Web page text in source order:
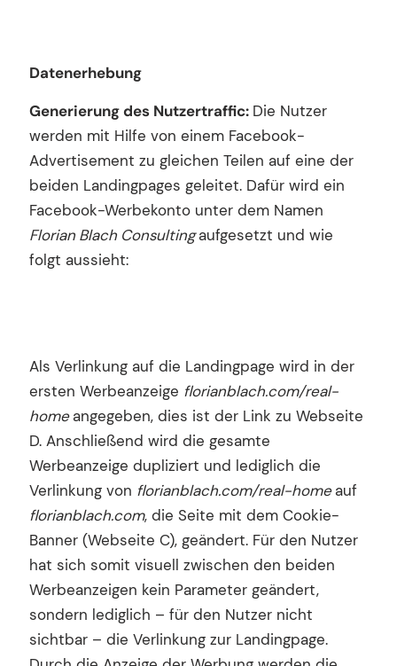
Datenerhebung
Generierung des Nutzertraffic: Die Nutzer
werden mit Hilfe von einem Facebook-
Advertisement zu gleichen Teilen auf eine der
beiden Landingpages geleitet. Dafür wird ein
Facebook-Werbekonto unter dem Namen
Florian Blach Consultingaufgesetzt und wie
folgt aussieht:
Als Verlinkung auf die Landingpage wird in der
ersten Werbeanzeige florianblach.com/real-
homeangegeben, dies ist der Link zu Webseite
D. Anschließend wird die gesamte
Werbeanzeige dupliziert und lediglich die
Verlinkung von florianblach.com/real-homeauf
florianblach.com, die Seite mit dem Cookie-
Banner (Webseite C), geändert. Für den Nutzer
hat sich somit visuell zwischen den beiden
Werbeanzeigen kein Parameter geändert,
sondern lediglich – für den Nutzer nicht
sichtbar – die Verlinkung zur Landingpage.